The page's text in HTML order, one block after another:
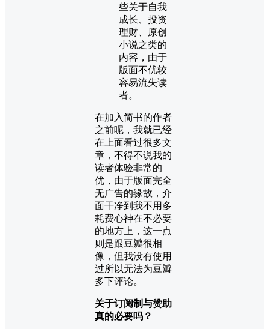
些关于自我
成长、投资
理财、原创
小说之类的
内容，由于
版面不优较
容易流失读
者。
在加入简书的作者
之前呢，我就已经
在上面看过很多文
章，不得不说我的
读者体验非常的
优，由于版面完全
无广告的缘故，介
面干净到我不用多
耗费心神在不必要
的地方上，这一点
则是跟豆瓣很相
像，但我没有使用
过所以无法为豆瓣
多下评论。
关于订阅制与赞助
真的必要吗？